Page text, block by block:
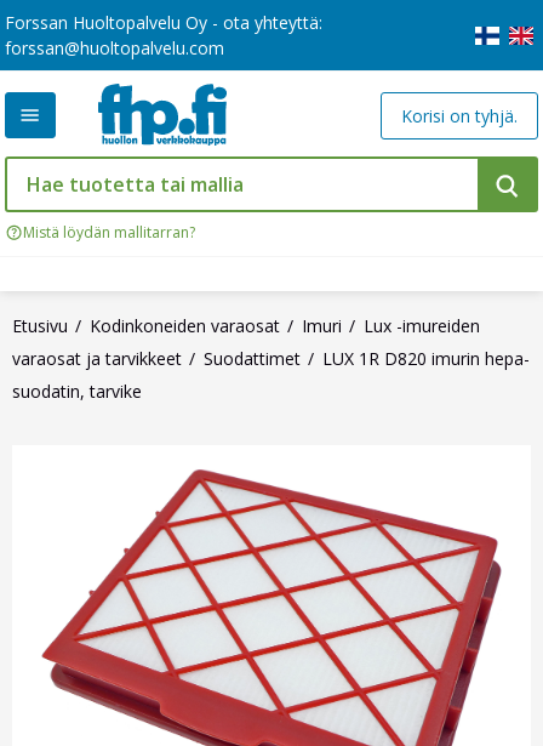
Forssan Huoltopalvelu Oy - ota yhteyttä:
forssan@huoltopalvelu.com
Mistä löydän mallitarran?
Korisi on tyhjä.
Etusivu Kodinkoneiden varaosat Imuri
Lux -imureiden
varaosat ja tarvikkeet
Suodattimet
LUX 1R D820 imurin hepa-
suodatin, tarvike